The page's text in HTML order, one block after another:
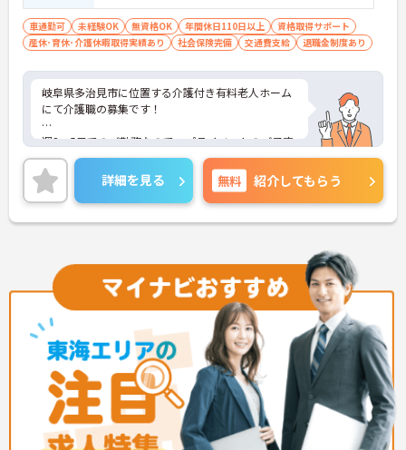
車通勤可 未経験OK 無資格OK 年間休日110日以上
資格取得サポート
産休･育休･介護休暇取得実績あり
社会保険完備 交通費支給 退職金制度あり
岐阜県多治見市に位置する介護付き有料老人ホーム
にて介護職の募集です！
週3～5日でのご勤務なので、プライベートのご予定
も大切にしながらご就業いただけます。
ご興味ある方には、面接対策ポイントなど、さらに
詳細をお話しいたしますのでお気軽にご相談くださ
い！
詳細を見る 無料 紹介してもらう